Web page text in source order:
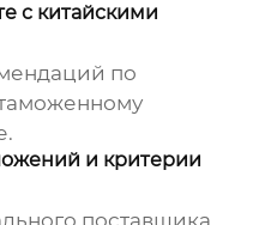
с китайскими
по
и критерии